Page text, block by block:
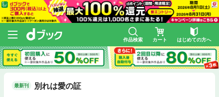
作品検索 カート はじめての方へ
最新刊 別れは愛の証